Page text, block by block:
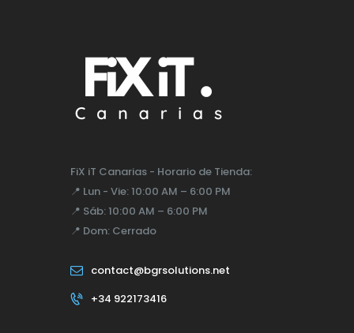
FiX iT Canarias - Horario de Tienda:
📍 Lun - Vie: 10:00 AM – 6:00 PM
📍 Sáb: 10:00 AM – 6:00 PM
📍 Dom: Cerrado
contact@bgrsolutions.net
+34 922173416